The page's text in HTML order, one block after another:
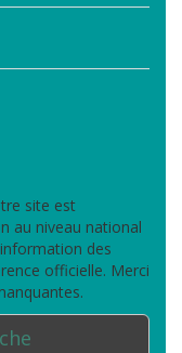
site est
au niveau national
des
officielle. Merci